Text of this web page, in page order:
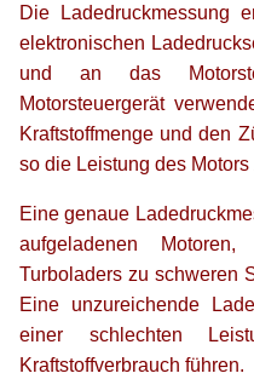
Die Ladedruckmessung
elektronischen
und an das
Motorsteuergerät
Kraftstoffmenge und den
so die Leistung des
Eine genaue
aufgeladenen
Turboladers zu schweren
Eine unzureichende
einer schlechten
Kraftstoffverbrauch führen.